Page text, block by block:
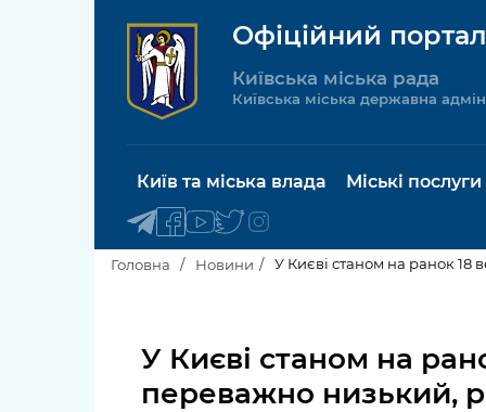
Офіційний
Київська міська рада
Київська міська державна
Київ та міська влада
Київська міська рада
Міські послуги
послуги
Пільги,
Головна Новини У Києві станом на ранок 18
У Києві станом на
переважно низький,